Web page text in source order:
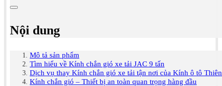
Nội dung
Mô tả sản phẩm
Tìm hiểu về Kính chắn gió xe tải JAC 9 tấn
Dịch vụ thay Kính chắn gió xe tải tận nơi của Kính ô tô
Kính chắn gió – Thiết bị an toàn quan trọng hàng đầu